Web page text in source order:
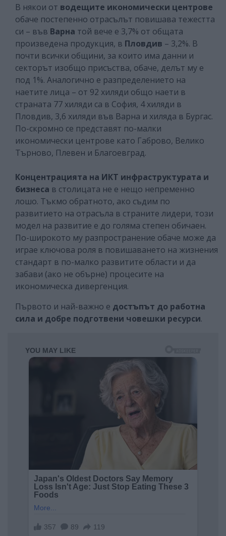
В някои от водещите икономически центрове
обаче постепенно отрасълът повишава тежестта
си – във Варна той вече е 3,7% от общата
произведена продукция, в Пловдив – 3,2%. В
почти всички общини, за които има данни и
секторът изобщо присъства, обаче, делът му е
под 1%. Аналогично е разпределението на
наетите лица – от 92 хиляди общо наети в
страната 77 хиляди са в София, 4 хиляди в
Пловдив, 3,6 хиляди във Варна и хиляда в Бургас.
По-скромно се представят по-малки
икономически центрове като Габрово, Велико
Търново, Плевен и Благоевград.
Концентрацията на ИКТ инфраструктурата и
бизнеса в столицата не е нещо непременно
лошо. Тъкмо обратното, ако съдим по
развитието на отрасъла в страните лидери, този
модел на развитие е до голяма степен обичаен.
По-широкото му разпространение обаче може да
играе ключова роля в повишаването на жизнения
стандарт в по-малко развитите области и да
забави (ако не обърне) процесите на
икономическа дивергенция.
Първото и най-важно е достъпът до работна
сила и добре подготвени човешки ресурси.